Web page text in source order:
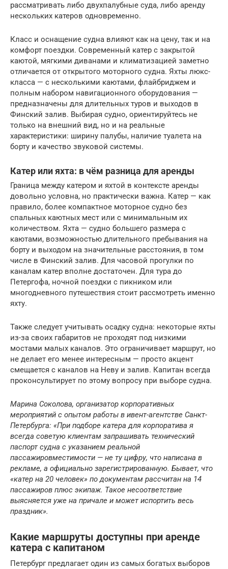
рассматривать либо двухпалубные суда, либо аренду
нескольких катеров одновременно.
Класс и оснащение судна влияют как на цену, так и на
комфорт поездки. Современный катер с закрытой
каютой, мягкими диванами и климатизацией заметно
отличается от открытого моторного судна. Яхты люкс-
класса — с несколькими каютами, флайбриджем и
полным набором навигационного оборудования —
предназначены для длительных туров и выходов в
Финский залив. Выбирая судно, ориентируйтесь не
только на внешний вид, но и на реальные
характеристики: ширину палубы, наличие туалета на
борту и качество звуковой системы.
Катер или яхта: в чём разница для аренды
Граница между катером и яхтой в контексте аренды
довольно условна, но практически важна. Катер — как
правило, более компактное моторное судно без
спальных каютных мест или с минимальным их
количеством. Яхта — судно большего размера с
каютами, возможностью длительного пребывания на
борту и выходом на значительные расстояния, в том
числе в Финский залив. Для часовой прогулки по
каналам катер вполне достаточен. Для тура до
Петергофа, ночной поездки с пикником или
многодневного путешествия стоит рассмотреть именно
яхту.
Также следует учитывать осадку судна: некоторые яхты
из-за своих габаритов не проходят под низкими
мостами малых каналов. Это ограничивает маршрут, но
не делает его менее интересным — просто акцент
смещается с каналов на Неву и залив. Капитан всегда
проконсультирует по этому вопросу при выборе судна.
Марина Соколова, организатор корпоративных
мероприятий с опытом работы в ивент-агентстве Санкт-
Петербурга: «При подборе катера для корпоратива я
всегда советую клиентам запрашивать технический
паспорт судна с указанием реальной
пассажировместимости — не ту цифру, что написана в
рекламе, а официально зарегистрированную. Бывает, что
«катер на 20 человек» по документам рассчитан на 14
пассажиров плюс экипаж. Такое несоответствие
выясняется уже на причале и может испортить весь
праздник».
Какие маршруты доступны при аренде
катера с капитаном
Петербург предлагает один из самых богатых выборов